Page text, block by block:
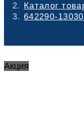
Каталог
642290-
Акция